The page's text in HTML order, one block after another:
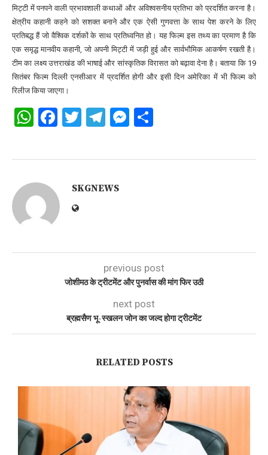
मिट्टी में पनपने वाली प्रभावशाली कथाओं और अविश्वसनीय प्रतिभा को प्रदर्शित करना है।
क्षेत्रीय कहानी कहने को सशक्त बनाने और एक ऐसी गुणवत्ता के साथ पेश करने के लिए
प्रतिबद्ध हैं जो वैश्विक दर्शकों के साथ प्रतिध्वनित हो। यह फिल्म इस तथ्य का प्रमाण है कि
एक समृद्ध मानवीय कहानी, जो अपनी मिट्टी में जड़ी हुई और सार्वभौमिक आकर्षण रखती है।
टीम का लक्ष्य उत्तराखंड की भाषाई और सांस्कृतिक विरासत को बढ़ावा देना है। बताया कि 19
सितंबर फिल्म दिल्ली एनसीआर में प्रदर्शित होगी और इसी दिन अमेरिका में भी फिल्म को
रिलीज किया जाएगा।
WhatsApp
Facebook
Twitter
Telegram
Messenger
SKGNEWS
previous post
जोशीमठ के ट्रीटमेंट और पुनर्वास की मांग फिर उठी
next post
ब्रह्मसैण भू-स्खलन जोन का जल्द होगा ट्रीटमेंट
RELATED POSTS